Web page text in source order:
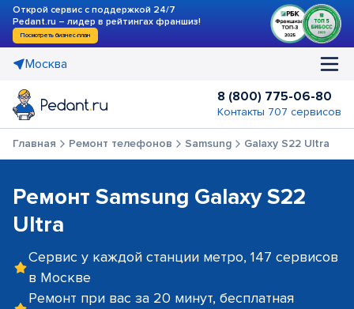
Открой сервис с поддержкой 24/7
Pedant.ru – лидер в рейтингах франшиз!
Посмотреть бизнес-план
Москва
8 (800) 775-06-80
Контакты 707 сервисов
Главная Ремонт телефонов Samsung Galaxy S22 Ultra
Ремонт Samsung Galaxy S22
Ultra
Сервис у каждой станции метро, 147 сервисов
в Москве
Ремонт при вас за 20 минут, бесплатная